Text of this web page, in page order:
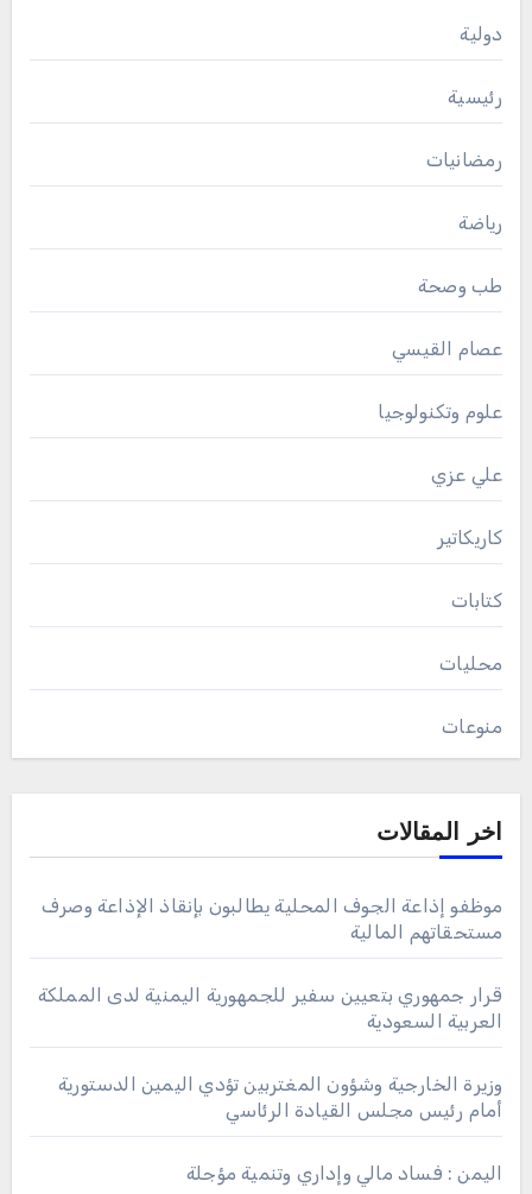
دولية
رئيسية
رمضانيات
رياضة
طب وصحة
عصام القيسي
علوم وتكنولوجيا
علي عزي
كاريكاتير
كتابات
محليات
منوعات
اخر المقالات
موظفو إذاعة الجوف المحلية يطالبون بإنقاذ الإذاعة وصرف
مستحقاتهم المالية
قرار جمهوري بتعيين سفير للجمهورية اليمنية لدى المملكة
العربية السعودية
وزيرة الخارجية وشؤون المغتربين تؤدي اليمين الدستورية
أمام رئيس مجلس القيادة الرئاسي
اليمن : فساد مالي وإداري وتنمية مؤجلة